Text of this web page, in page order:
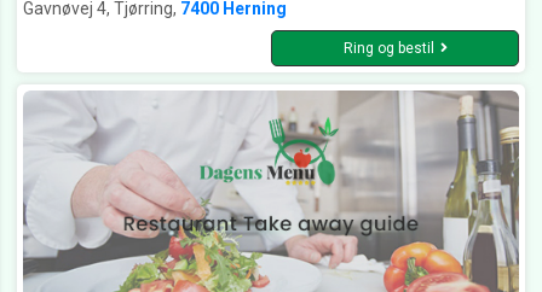
Gavnøvej 4, Tjørring, 7400 Herning
Ring og bestil